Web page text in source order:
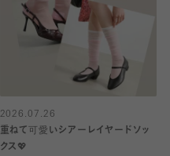
2026.07.26
重ねて可愛いシアーレイヤードソッ
クス💖